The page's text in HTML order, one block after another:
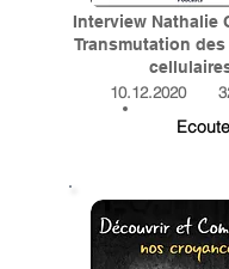
Interview Nathalie
Transmutation des
10.12.2020